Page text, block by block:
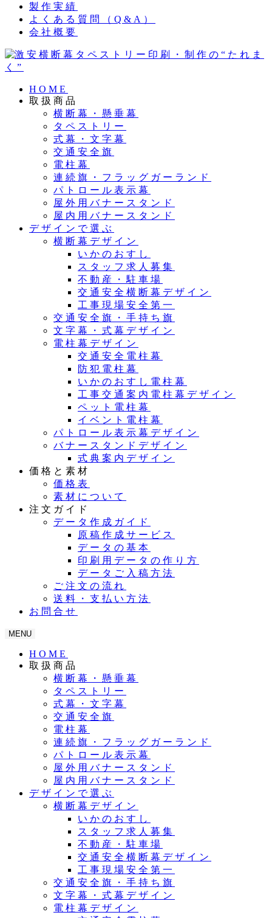
製作実績
よくある質問（Q&A）
会社概要
HOME
取扱商品
横断幕・懸垂幕
タペストリー
式幕・文字幕
交通安全旗
電柱幕
連続旗・フラッグガーランド
パトロール表示幕
屋外用バナースタンド
屋内用バナースタンド
デザインで選ぶ
横断幕デザイン
いかのおすし
スタッフ求人募集
不動産・駐車場
交通安全横断幕デザイン
工事現場安全第一
交通安全旗・手持ち旗
文字幕・式幕デザイン
電柱幕デザイン
交通安全電柱幕
防犯電柱幕
いかのおすし電柱幕
工事交通案内電柱幕デザイン
ペット電柱幕
イベント電柱幕
パトロール表示幕デザイン
バナースタンドデザイン
式典案内デザイン
価格と素材
価格表
素材について
注文ガイド
データ作成ガイド
原稿作成サービス
データの基本
印刷用データの作り方
データご入稿方法
ご注文の流れ
送料・支払い方法
お問合せ
MENU
HOME
取扱商品
横断幕・懸垂幕
タペストリー
式幕・文字幕
交通安全旗
電柱幕
連続旗・フラッグガーランド
パトロール表示幕
屋外用バナースタンド
屋内用バナースタンド
デザインで選ぶ
横断幕デザイン
いかのおすし
スタッフ求人募集
不動産・駐車場
交通安全横断幕デザイン
工事現場安全第一
交通安全旗・手持ち旗
文字幕・式幕デザイン
電柱幕デザイン